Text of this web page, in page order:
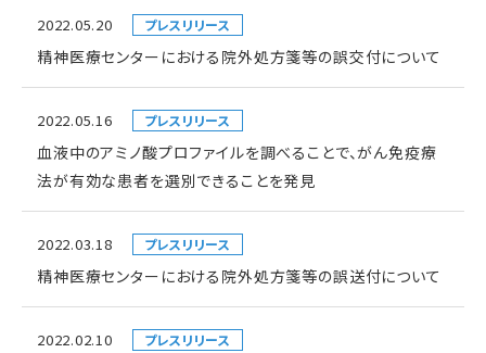
2022.05.20 プレスリリース
精神医療センターにおける院外処方箋等の誤交付について
2022.05.16 プレスリリース
血液中のアミノ酸プロファイルを調べることで、がん免疫療
法が有効な患者を選別できることを発見
2022.03.18 プレスリリース
精神医療センターにおける院外処方箋等の誤送付について
2022.02.10 プレスリリース